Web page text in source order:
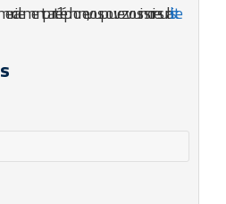
par téléphone, vous pouvez vous inscrire sur laliste